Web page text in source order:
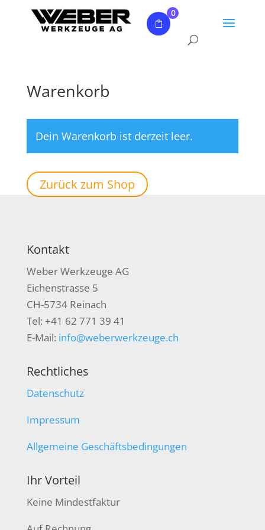
0
Warenkorb
Dein Warenkorb ist derzeit leer.
Zurück zum Shop
Kontakt
Weber Werkzeuge AG
Eichenstrasse 5
CH-5734 Reinach
Tel: +41 62 771 39 41
E-Mail: info@weberwerkzeuge.ch
Rechtliches
Datenschutz
Impressum
Allgemeine Geschäftsbedingungen
Ihr Vorteil
Keine Mindestfaktur